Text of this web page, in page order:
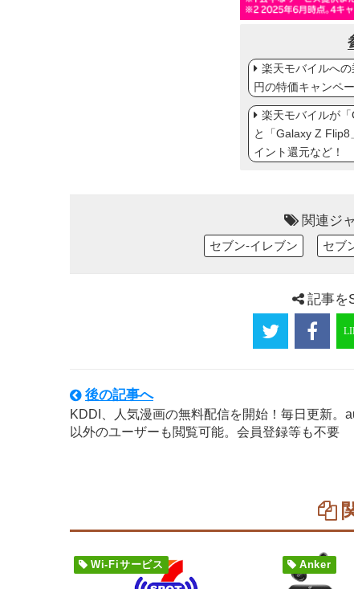
楽天モバイルへ
円の特価キャンペ
楽天モバイルが
と「Galaxy Z
イント還元など！
関連ジ
セブン-イレブン セブ
記事を
後の記事へ
KDDI、人気漫画の無料配信を開始！毎日更新。
以外のユーザーも閲覧可能。会員登録等も不要
Wi-Fiサービス Anker